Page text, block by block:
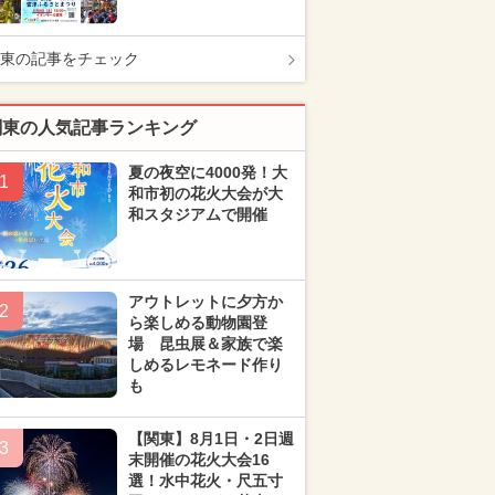
の記事をチェック
の人気記事ランキング
1
夏の夜空に4000発！大
和市初の花火大会が大
和スタジアムで開催
2
アウトレットに夕方か
ら楽しめる動物園登
場 昆虫展＆家族で楽
しめるレモネード作り
も
3
【関東】8月1日・2日週
末開催の花火大会16
選！水中花火・尺五寸